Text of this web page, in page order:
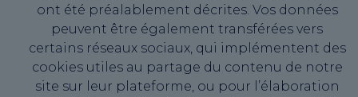
ont été préalablement décrites. Vos données
peuvent être également transférées vers
certains réseaux sociaux, qui implémentent des
cookies utiles au partage du contenu de notre
site sur leur plateforme, ou pour l’élaboration